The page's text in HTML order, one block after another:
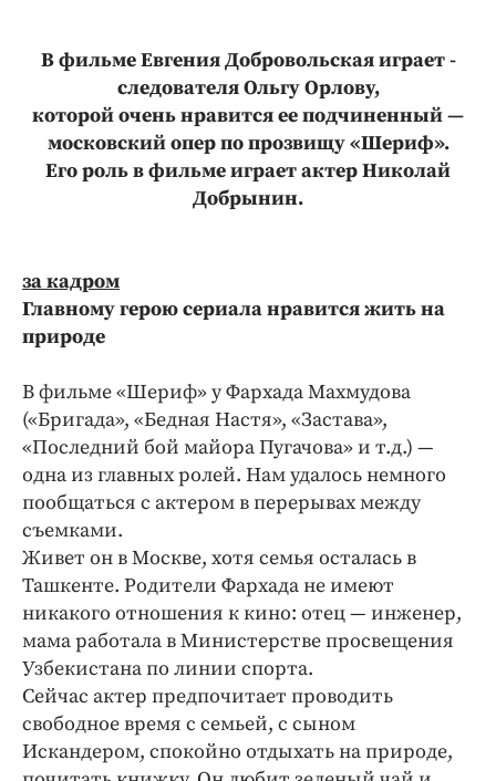
В фильме Евгения Добровольскаяиграет ­
следователя Ольгу Орлову,
которой очень нравится ее подчиненный —
московский опер по прозвищу «Шериф».
Его роль в фильме играет актер Николай
Добрынин.
за кадром
Главному герою сериала нравится жить на
природе
В фильме «Шериф» у Фархада Махмудова
(«Бригада», «Бедная Настя», «Застава»,
«Последний бой майора Пугачова» и т.д.) —
одна из главных ролей. Нам удалось немного
пообщаться с актером в перерывах между
съемками.
Живет он в Москве, хотя семья осталась в
Ташкенте. Родители Фархада не имеют
никакого отношения к кино: отец — инженер,
мама работала в Министерстве просвещения
Узбекистана по линии спорта.
Сейчас актер предпочитает проводить
свободное время с семьей, с сыном
Искандером, спокойно отдыхать на природе,